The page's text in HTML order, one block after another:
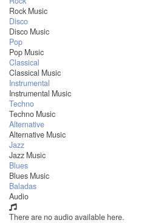
Rock Music
Disco
Disco Music
Pop
Pop Music
Classical
Classical Music
Instrumental
Instrumental Music
Techno
Techno Music
Alternative
Alternative Music
Jazz
Jazz Music
Blues
Blues Music
Baladas
Audio
There are no audio available here.